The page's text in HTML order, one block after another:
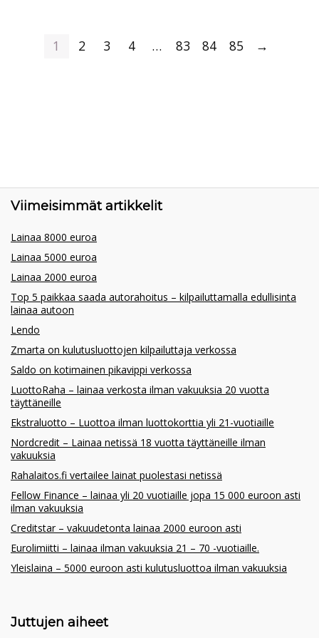
1 2 3 4 … 83 84 85 →
Viimeisimmät artikkelit
Lainaa 8000 euroa
Lainaa 5000 euroa
Lainaa 2000 euroa
Top 5 paikkaa saada autorahoitus – kilpailuttamalla edullisinta
lainaa autoon
Lendo
Zmarta on kulutusluottojen kilpailuttaja verkossa
Saldo on kotimainen pikavippi verkossa
LuottoRaha – lainaa verkosta ilman vakuuksia 20 vuotta
täyttäneille
Ekstraluotto – Luottoa ilman luottokorttia yli 21-vuotiaille
Nordcredit – Lainaa netissä 18 vuotta täyttäneille ilman
vakuuksia
Rahalaitos.fi vertailee lainat puolestasi netissä
Fellow Finance – lainaa yli 20 vuotiaille jopa 15 000 euroon asti
ilman vakuuksia
Creditstar – vakuudetonta lainaa 2000 euroon asti
Eurolimiitti – lainaa ilman vakuuksia 21 – 70 -vuotiaille.
Yleislaina – 5000 euroon asti kulutusluottoa ilman vakuuksia
Juttujen aiheet